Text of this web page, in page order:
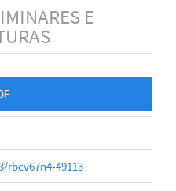
E
rbcv67n4-49113